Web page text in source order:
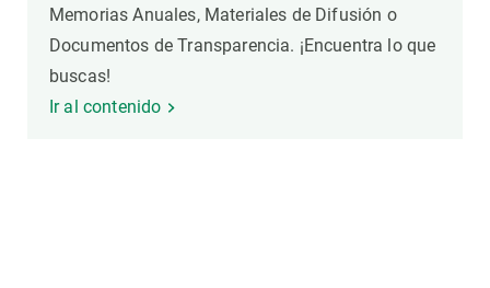
Memorias Anuales, Materiales de Difusión o
Documentos de Transparencia. ¡Encuentra lo que
buscas!
Ir al contenido